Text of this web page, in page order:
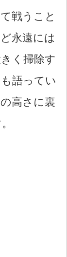
戦うこと
永遠には
く掃除す
語ってい
高さに裏